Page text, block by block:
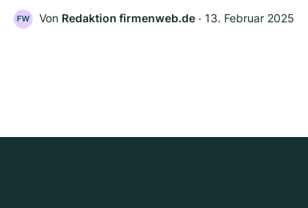
FW Von Redaktion firmenweb.de ‧ 13. Februar 2025